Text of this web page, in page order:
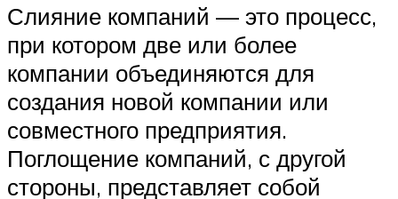
Слияние компаний — это процесс,
при котором две или более
компании объединяются для
создания новой компании или
совместного предприятия.
Поглощение компаний, с другой
стороны, представляет собой